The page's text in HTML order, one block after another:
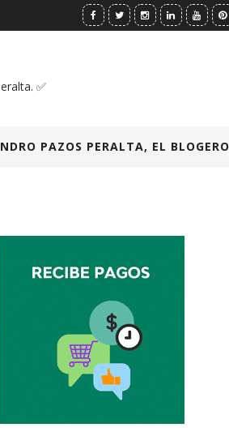
✅
PAZOS PERALTA, EL BLOGERO